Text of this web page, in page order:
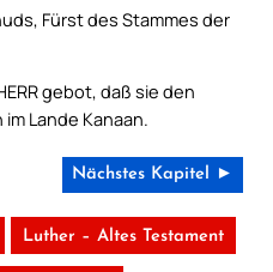
Fürst des Stammes der
gebot, daß sie den
Lande Kanaan.
Nächstes Kapitel ►
Luther – Altes Testament